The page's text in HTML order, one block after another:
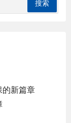
的新篇章